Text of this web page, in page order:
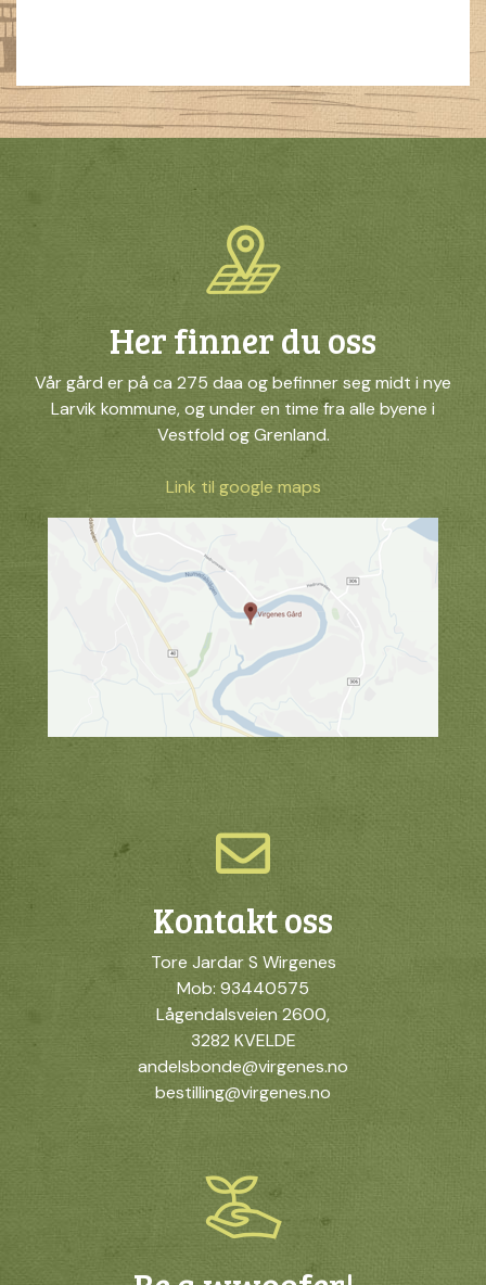
Her finner du oss
Vår gård er på ca 275 daa og befinner seg midt i nye
Larvik kommune, og under en time fra alle byene i
Vestfold og Grenland.
Link til google maps
Kontakt oss
Tore Jardar S Wirgenes
Mob: 93440575
Lågendalsveien 2600,
3282 KVELDE
andelsbonde@virgenes.no
bestilling@virgenes.no